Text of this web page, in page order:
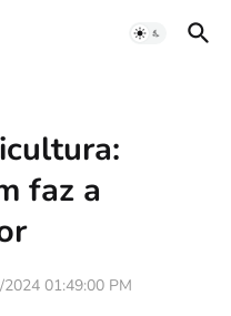
faz a
2024 01:49:00 PM